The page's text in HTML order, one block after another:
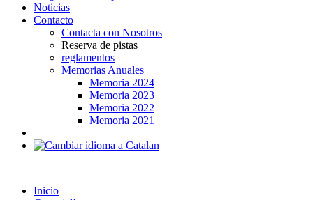
Noticias
Contacto
Contacta con Nosotros
Reserva de pistas
reglamentos
Memorias Anuales
Memoria 2024
Memoria 2023
Memoria 2022
Memoria 2021
Inicio